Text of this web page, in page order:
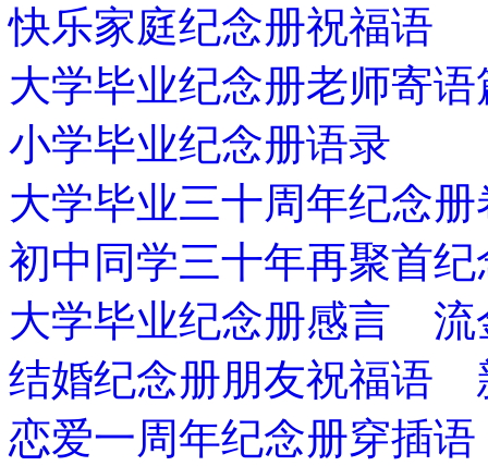
快乐家庭纪念册祝福语
大学毕业纪念册老师寄语
小学毕业纪念册语录
大学毕业三十周年纪念册
初中同学三十年再聚首
大学毕业纪念册感言 流
结婚纪念册朋友祝福语
恋爱一周年纪念册穿插